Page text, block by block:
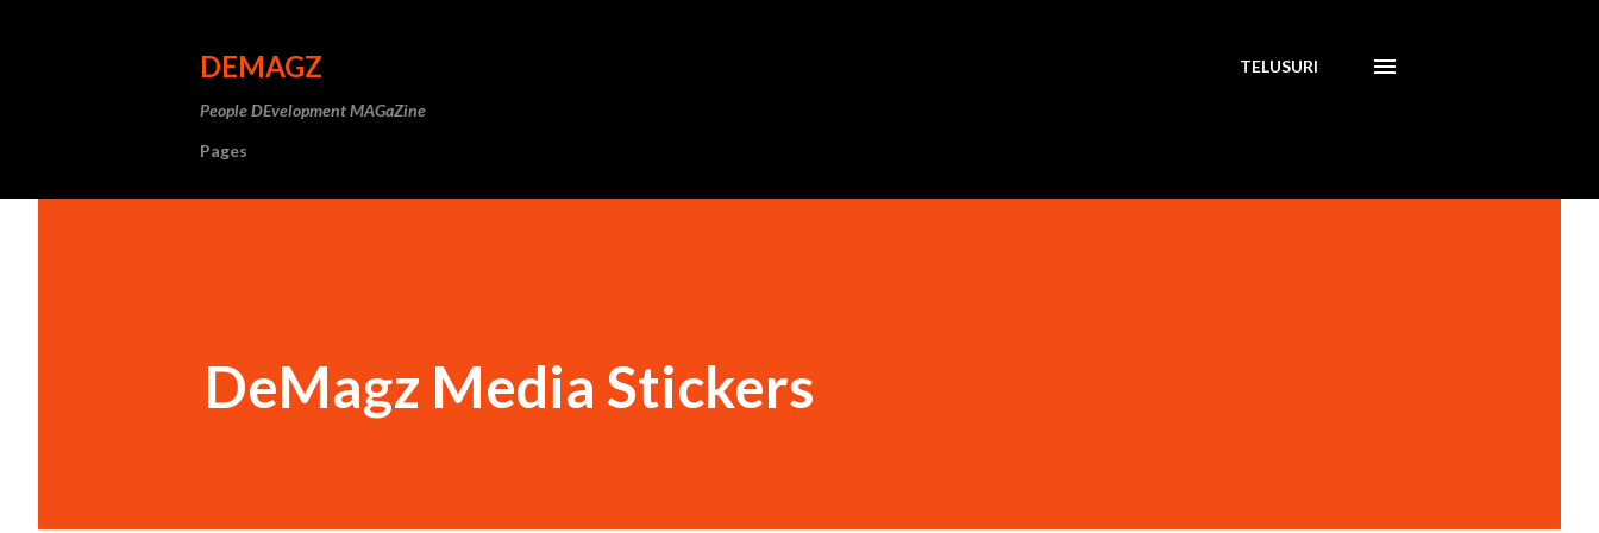
DEMAGZ
People DEvelopment MAGaZine
TELUSURI
Pages
DeMagz Media Stickers